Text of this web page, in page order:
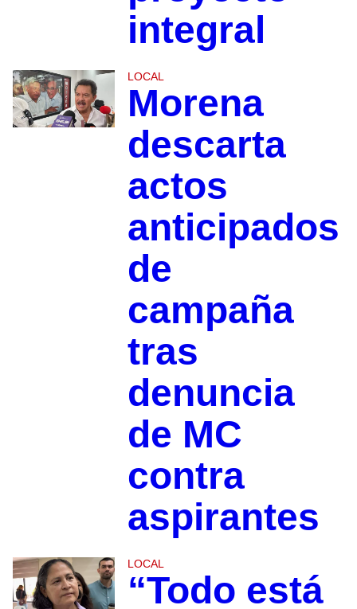
integral
LOCAL
Morena
descarta
actos
anticipados
de
campaña
tras
denuncia
de MC
contra
aspirantes
LOCAL
“Todo está